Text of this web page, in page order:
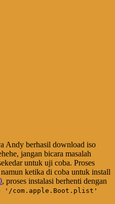
Andy berhasil download iso
jangan bicara masalah
untuk uji coba. Proses
ketika di coba untuk install
, proses instalasi berhenti dengan
'/com.apple.Boot.plist'